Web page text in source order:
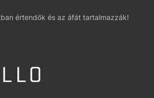
értendők és az áfát tartalmazzák!